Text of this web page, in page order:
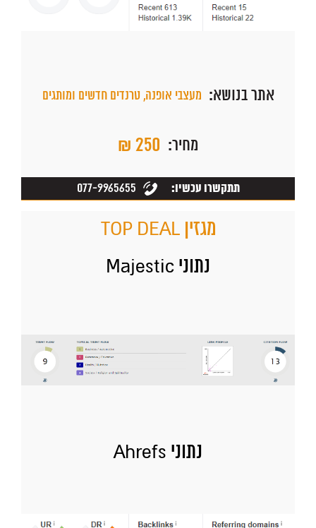
אתר בנושא: מעצבי אופנה, טרנדים חדשים ומותגים
מחיר: ₪ 250
תתקשרו עכשיו: 077-9965655
מגזין TOP DEAL
נתוני Majestic
נתוני Ahrefs